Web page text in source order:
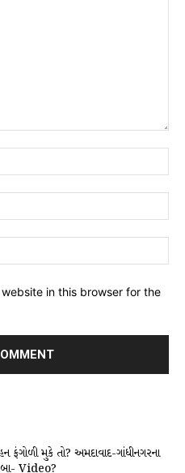
in this browser for the
ફંગોળી મુકે તો? અમદાવાદ-ગાંધીનગરના
Video?